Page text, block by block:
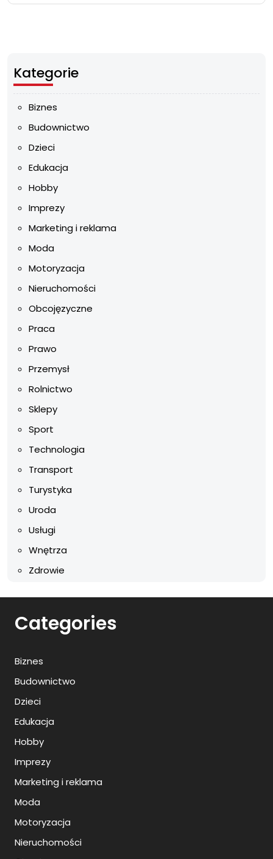
Kategorie
Biznes
Budownictwo
Dzieci
Edukacja
Hobby
Imprezy
Marketing i reklama
Moda
Motoryzacja
Nieruchomości
Obcojęzyczne
Praca
Prawo
Przemysł
Rolnictwo
Sklepy
Sport
Technologia
Transport
Turystyka
Uroda
Usługi
Wnętrza
Zdrowie
Categories
Biznes
Budownictwo
Dzieci
Edukacja
Hobby
Imprezy
Marketing i reklama
Moda
Motoryzacja
Nieruchomości